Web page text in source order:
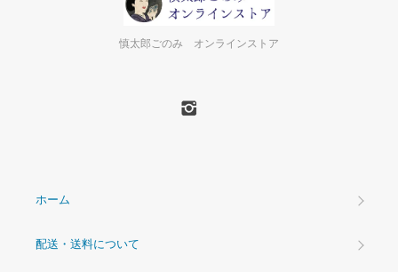
慎太郎ごのみ オンラインストア
ホーム
配送・送料について